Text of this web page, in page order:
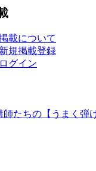
載について
規掲載登録
グイン
師たちの【うまく弾